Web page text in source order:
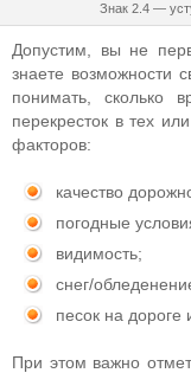
Знак 2.4 —
Допустим, вы не
знаете возможности
понимать, сколько
перекресток в тех
факторов:
качество
погодные
видимость;
снег/
песок на дороге
При этом важно